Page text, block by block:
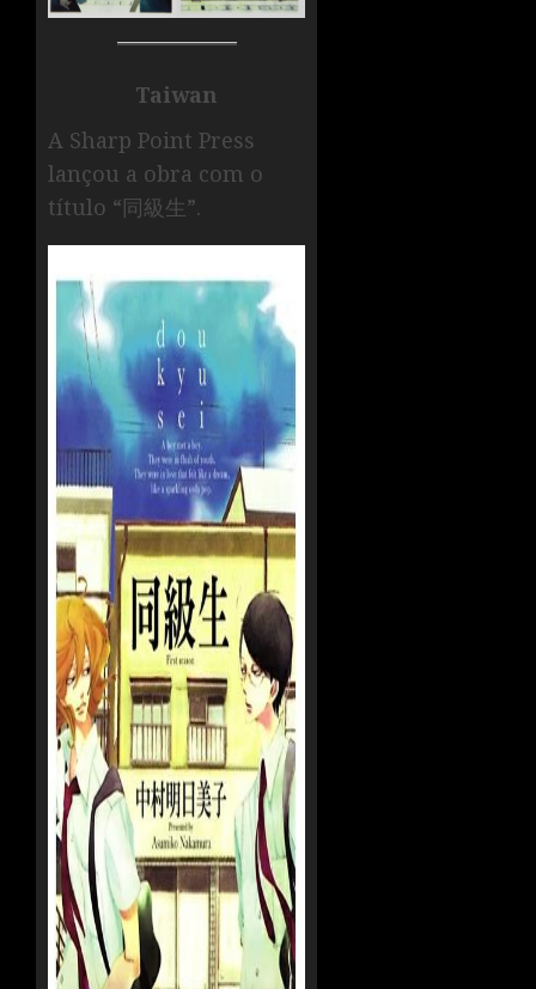
Taiwan
A Sharp Point Press
lançou a obra com o
título “同級生”.